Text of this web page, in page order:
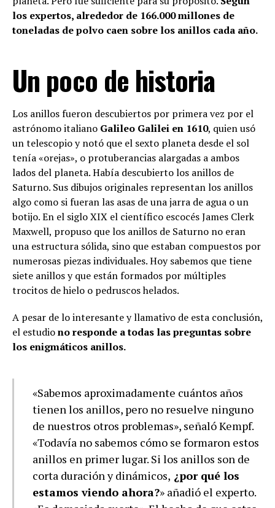
los expertos, alrededor de 166.000 millones de
toneladas de polvo caen sobre los anillos cada año.
Un poco de historia
Los anillos fueron descubiertos por primera vez por el
astrónomo italiano Galileo Galilei en 1610, quien usó
un telescopio y notó que el sexto planeta desde el sol
tenía «orejas», o protuberancias alargadas a ambos
lados del planeta. Había descubierto los anillos de
Saturno. Sus dibujos originales representan los anillos
algo como si fueran las asas de una jarra de agua o un
botijo. En el siglo XIX el científico escocés James Clerk
Maxwell, propuso que los anillos de Saturno no eran
una estructura sólida, sino que estaban compuestos por
numerosas piezas individuales. Hoy sabemos que tiene
siete anillos y que están formados por múltiples
trocitos de hielo o pedruscos helados.
A pesar de lo interesante y llamativo de esta conclusión,
el estudiono responde a todas las preguntas sobre
los enigmáticos anillos.
«Sabemos aproximadamente cuántos años
tienen los anillos, pero no resuelve ninguno
de nuestros otros problemas», señaló Kempf.
«Todavía no sabemos cómo se formaron estos
anillos en primer lugar. Si los anillos son de
corta duración y dinámicos, ¿por qué los
estamos viendo ahora?» añadió el experto.